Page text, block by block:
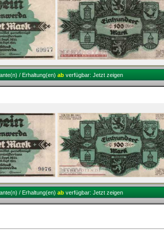
/ Erhaltung(en) ab verfügbar: Jetzt zeigen
/ Erhaltung(en) ab verfügbar: Jetzt zeigen